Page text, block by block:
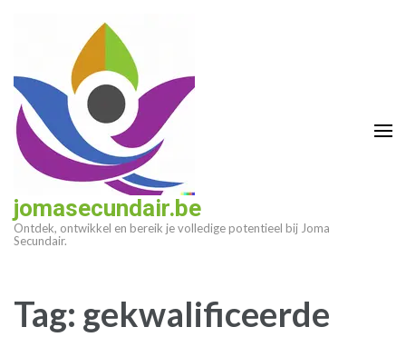
(druk
enter)
jomasecundair.be
Ontdek, ontwikkel en bereik je volledige potentieel bij Joma
Secundair.
Tag: gekwalificeerde